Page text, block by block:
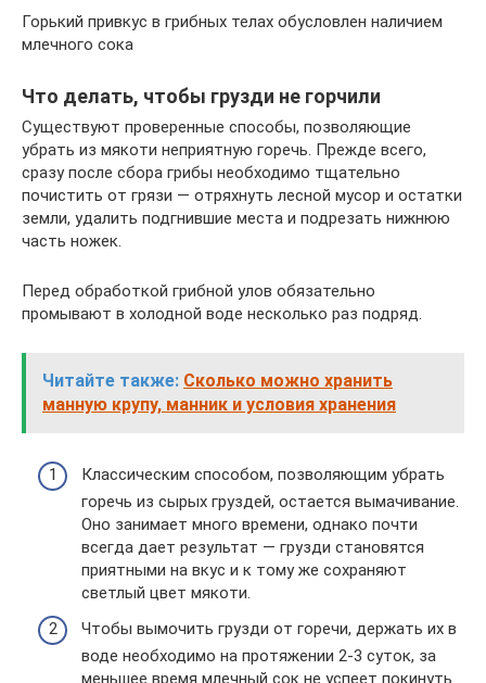
Горький привкус в грибных телах обусловлен наличием
млечного сока
Что делать, чтобы грузди не горчили
Существуют проверенные способы, позволяющие
убрать из мякоти неприятную горечь. Прежде всего,
сразу после сбора грибы необходимо тщательно
почистить от грязи — отряхнуть лесной мусор и остатки
земли, удалить подгнившие места и подрезать нижнюю
часть ножек.
Перед обработкой грибной улов обязательно
промывают в холодной воде несколько раз подряд.
Читайте также: Сколько можно хранить
манную крупу, манник и условия хранения
Классическим способом, позволяющим убрать
горечь из сырых груздей, остается вымачивание.
Оно занимает много времени, однако почти
всегда дает результат — грузди становятся
приятными на вкус и к тому же сохраняют
светлый цвет мякоти.
Чтобы вымочить грузди от горечи, держать их в
воде необходимо на протяжении 2-3 суток, за
меньшее время млечный сок не успеет покинуть